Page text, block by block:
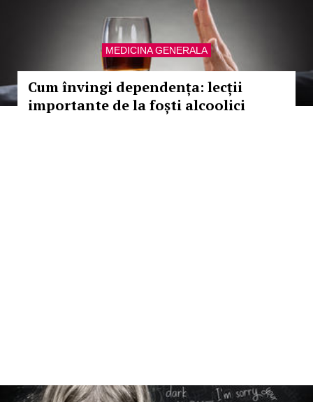
MEDICINA GENERALA
Cum învingi dependența: lecții
importante de la foști alcoolici